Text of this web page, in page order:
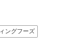
ングフーズ